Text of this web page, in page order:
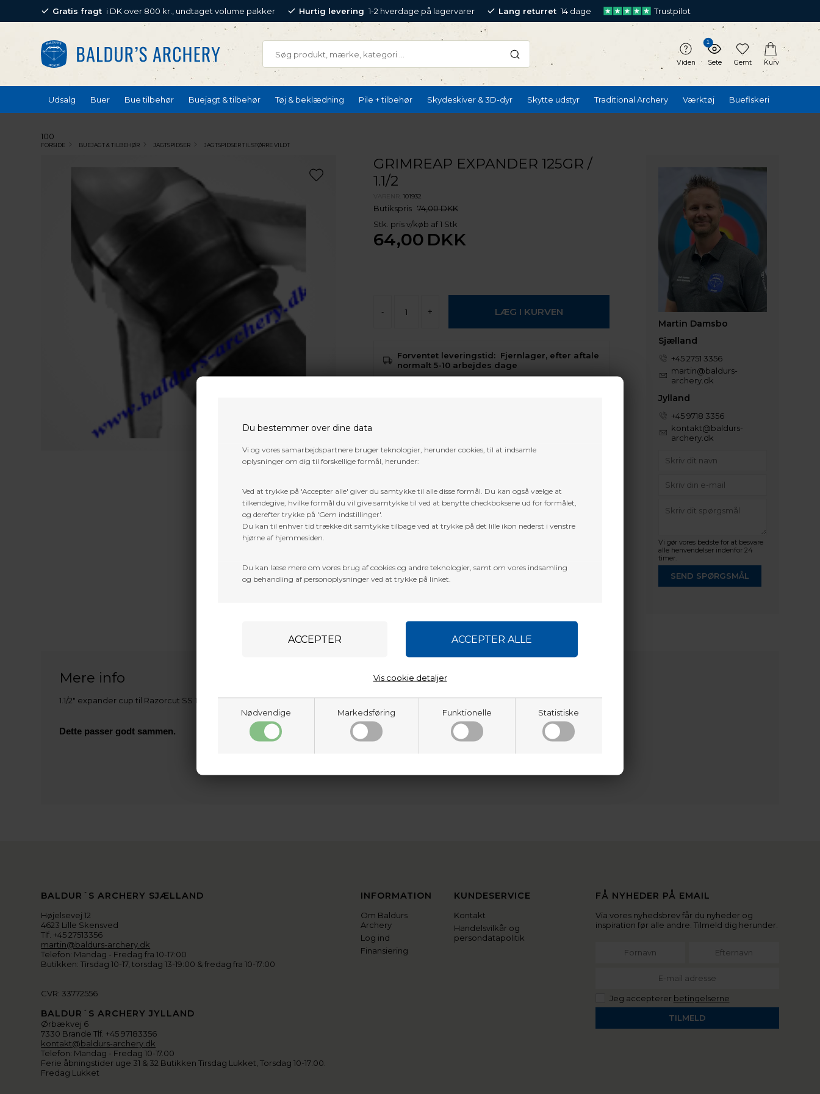
Du bestemmer over dine data
Vi og vores samarbejdspartnere bruger teknologier, herunder cookies, til at indsamle
oplysninger om dig til forskellige formål, herunder:
Ved at trykke på 'Accepter alle' giver du samtykke til alle disse formål. Du kan også vælge at
tilkendegive, hvilke formål du vil give samtykke til ved at benytte checkboksene ud for formålet,
og derefter trykke på 'Gem indstillinger'.
Du kan til enhver tid trække dit samtykke tilbage ved at trykke på det lille ikon nederst i venstre
hjørne af hjemmesiden.
Du kan læse mere om vores brug af cookies og andre teknologier, samt om vores indsamling
og behandling af personoplysninger ved at trykke på linket.
Nødvendige Markedsføring Funktionelle Statistiske
Vis cookie detaljer
Gratis fragt i DK over 800 kr., undtaget volume pakker Hurtig levering 1-2 hverdage på lagervarer Lang returret 14 dage Trustpilot
Viden
1
Sete Gemt Kurv
Udsalg Buer Bue tilbehør Buejagt & tilbehør Tøj & beklædning Pile + tilbehør Skydeskiver & 3D-dyr Skytte udstyr Traditional Archery Værktøj Buefiskeri
100
FORSIDE BUEJAGT & TILBEHØR JAGTSPIDSER JAGTSPIDSER TIL STØRRE VILDT
GRIMREAP EXPANDER 125GR /
1.1/2
101932
Butikspris 74,00 DKK
Stk. pris v/køb af 1 Stk
64,00 DKK
- +
Forventet leveringstid: Fjernlager, efter aftale
normalt 5-10 arbejdes dage
Martin Damsbo
Sjælland
+45 2751 3356
martin@baldurs-
archery.dk
Jylland
+45 9718 3356
kontakt@baldurs-
archery.dk
Vi gør vores bedste for at besvare
alle henvendelser indenfor 24
timer.
SEND SPØRGSMÅL
Mere info
1.1/2" expander cup til Razorcut SS 100 grain jagts od. Forøg din 1.3/8" skære dia til 1.1/2" med et snuptag. Så har du 2 spidser i en.
Dette passer godt sammen.
BALDUR´S ARCHERY SJÆLLAND
Højelsevej 12
4623 Lille Skensved
Tlf. +45 27513356
martin@baldurs-archery.dk
Telefon: Mandag - Fredag fra 10-17:00
Butikken: Tirsdag 10-17, torsdag 13-19:00 & fredag fra 10-17:00
CVR: 33772556
BALDUR´S ARCHERY JYLLAND
Ørbækvej 6
7330 Brande Tlf. +45 97183356
kontakt@baldurs-archery.dk
Telefon: Mandag - Fredag 10-17.00
Ferie åbningstider uge 31 & 32 Butikken Tirsdag Lukket, Torsdag 10-17:00.
Fredag Lukket
INFORMATION
Om Baldurs
Archery
Log ind
Finansiering
KUNDESERVICE
Kontakt
Handelsvilkår og
persondatapolitik
FÅ NYHEDER PÅ EMAIL
Via vores nyhedsbrev får du nyheder og
inspiration før alle andre. Tilmeld dig herunder.
Jeg accepterer betingelserne